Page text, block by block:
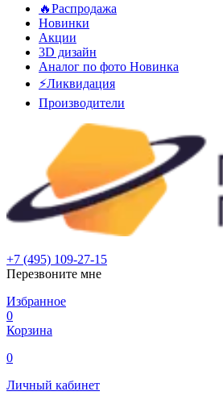
🔥Распродажа
Новинки
Акции
3D дизайн
Аналог по фото Новинка
⚡Ликвидация
Производители
+7 (495) 109-27-15
Перезвоните мне
Избранное
0
Корзина
0
Личный кабинет